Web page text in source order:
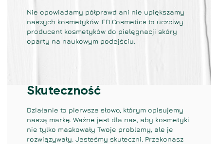
Nie opowiadamy półprawd ani nie upiększamy
naszych kosmetyków. ED.Cosmetics to uczciwy
producent kosmetyków do pielęgnacji skóry
oparty na naukowym podejściu.
Skuteczność
Działanie to pierwsze słowo, którym opisujemy
naszą markę. Ważne jest dla nas, aby kosmetyki
nie tylko maskowały Twoje problemy, ale je
rozwiązywały. Jesteśmy skuteczni. Przekonasz